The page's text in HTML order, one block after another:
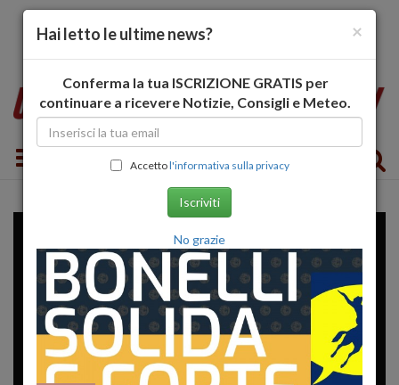
Toggle navigation
×
Hai letto le ultime news?
Conferma la tua ISCRIZIONE GRATIS per
continuare a ricevere Notizie, Consigli e Meteo.
Accettol'informativa sulla privacy
Iscriviti
No grazie